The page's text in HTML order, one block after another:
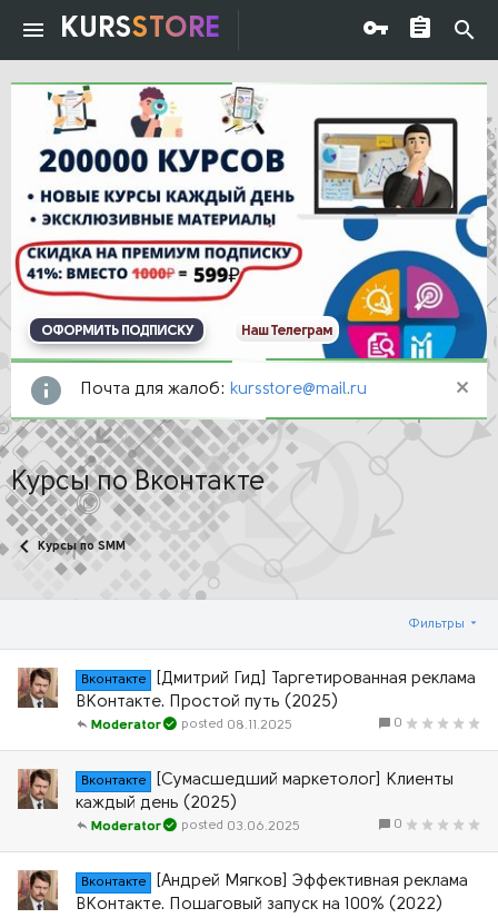
KURSSTORE
ОФОРМИТЬ ПОДПИСКУ Наш Телеграм
Почта для жалоб: kursstore@mail.ru
Курсы по Вконтакте
Курсы по SMM
Фильтры
Вконтакте
[Дмитрий Гид] Таргетированная реклама
ВКонтакте. Простой путь (2025)
0
08.11.2025
Moderator
Вконтакте
[Сумасшедший маркетолог] Клиенты
каждый день (2025)
0
03.06.2025
Moderator
Вконтакте
[Андрей Мягков] Эффективная реклама
ВКонтакте. Пошаговый запуск на 100% (2022)